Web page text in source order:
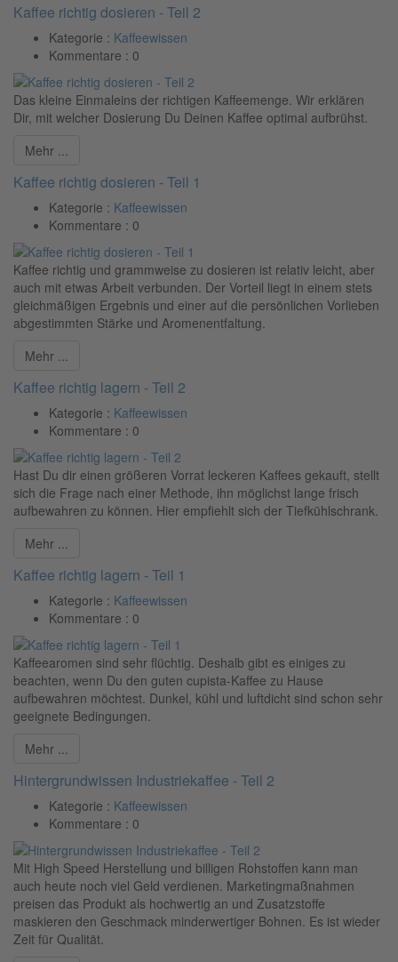
Kaffee richtig dosieren - Teil 2
Kategorie : Kaffeewissen
Kommentare : 0
Das kleine Einmaleins der richtigen Kaffeemenge. Wir erklären
Dir, mit welcher Dosierung Du Deinen Kaffee optimal aufbrühst.
Mehr ...
Kaffee richtig dosieren - Teil 1
Kategorie : Kaffeewissen
Kommentare : 0
Kaffee richtig und grammweise zu dosieren ist relativ leicht, aber
auch mit etwas Arbeit verbunden. Der Vorteil liegt in einem stets
gleichmäßigen Ergebnis und einer auf die persönlichen Vorlieben
abgestimmten Stärke und Aromenentfaltung.
Mehr ...
Kaffee richtig lagern - Teil 2
Kategorie : Kaffeewissen
Kommentare : 0
Hast Du dir einen größeren Vorrat leckeren Kaffees gekauft, stellt
sich die Frage nach einer Methode, ihn möglichst lange frisch
aufbewahren zu können. Hier empfiehlt sich der Tiefkühlschrank.
Mehr ...
Kaffee richtig lagern - Teil 1
Kategorie : Kaffeewissen
Kommentare : 0
Kaffeearomen sind sehr flüchtig. Deshalb gibt es einiges zu
beachten, wenn Du den guten cupista-Kaffee zu Hause
aufbewahren möchtest. Dunkel, kühl und luftdicht sind schon sehr
geeignete Bedingungen.
Mehr ...
Hintergrundwissen Industriekaffee - Teil 2
Kategorie : Kaffeewissen
Kommentare : 0
Mit High Speed Herstellung und billigen Rohstoffen kann man
auch heute noch viel Geld verdienen. Marketingmaßnahmen
preisen das Produkt als hochwertig an und Zusatzstoffe
maskieren den Geschmack minderwertiger Bohnen. Es ist wieder
Zeit für Qualität.